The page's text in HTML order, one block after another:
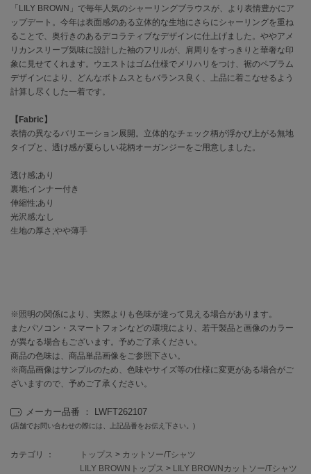
COLE HAAN
コール ハーン
CONVERSE
コンバース
ダンスキン
EIMY ISTOIRE
エイミー イストワール
emmi
エミ
ETRÉ TOKYO
エトレトウキョウ
ey
アイ
「LILY BROWN」で毎年人気のシャーリングブラウスが、より表情豊かにア
ップデート。今年は表面感のある立体的な生地にさらにシャーリングを重ね
ることで、奥行きのあるデコラティブなデザインに仕上げました。ややアメ
リカンスリーブ気味に設計した袖のフリルが、肩周りをすっきりと華奢な印
象に見せてくれます。ウエストはゴム仕様でメリハリをつけ、裾のペプラム
デザインにより、どんなボトムスともバランス良く、上品に着こなせるよう
計算し尽くした一着です。
【Fabric】
表情の異なるバリエーション展開。立体的なチェック柄が浮かび上がる無地
タイプと、透け感が夏らしい花柄オーガンジーをご用意しました。
透け感;あり
裏地;インナー付き
伸縮性;あり
光沢感;なし
生地の厚さ;やや薄手
※照明の関係により、実際よりも色味が違って見える場合があります。
またパソコン・スマートフォンなどの環境により、若干製品と画像のカラー
が異なる場合もございます。予めご了承ください。
商品の色味は、商品単品画像をご参照下さい。
※商品画像はサンプルのため、色味やサイズ等の仕様に変更がある場合がご
ざいますので、予めご了承ください。
メーカー品番 ： LWFT262107
(店舗でお問い合わせの際には、上記品番をお伝え下さい。)
カテゴリ ： トップス > カットソー/Tシャツ
LILY BROWNトップス > LILY BROWNカットソー/Tシャツ